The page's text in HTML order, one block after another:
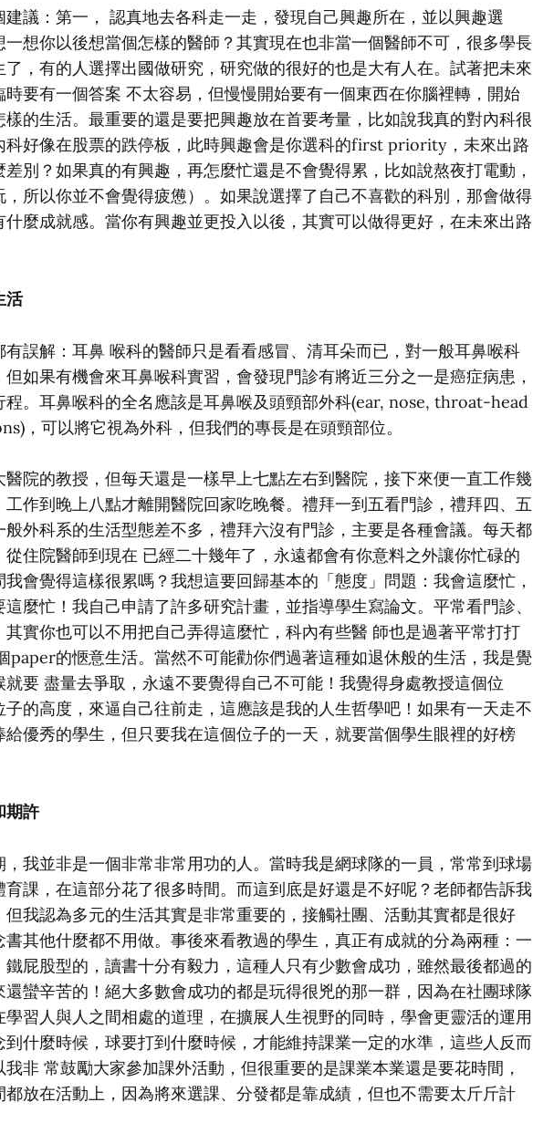
議：第一， 認真地去各科走一走，發現自己興趣所在，並以興趣選
想你以後想當個怎樣的醫師？其實現在也非當一個醫師不可，很多學長
，有的人選擇出國做研究，研究做的很好的也是大有人在。試著把未來
時要有一個答案 不太容易，但慢慢開始要有一個東西在你腦裡轉，開始
的生活。最重要的還是要把興趣放在首要考量，比如說我真的對內科很
科好像在股票的跌停板，此時興趣會是你選科的first priority，未來出路
別？如果真的有興趣，再怎麼忙還是不會覺得累，比如說熬夜打電動，
，所以你並不會覺得疲憊）。如果說選擇了自己不喜歡的科別，那會做得
麼成就感。當你有興趣並更投入以後，其實可以做得更好，在未來出路
活
有誤解：耳鼻 喉科的醫師只是看看感冒、清耳朵而已，對一般耳鼻喉科
如果有機會來耳鼻喉科實習，會發現門診有將近三分之一是癌症病患，
程。耳鼻喉科的全名應該是耳鼻喉及頭頸部外科(ear, nose, throat-head
，可以將它視為外科，但我們的專長是在頭頸部位。
院的教授，但每天還是一樣早上七點左右到醫院，接下來便一直工作幾
作到晚上八點才離開醫院回家吃晚餐。禮拜一到五看門診，禮拜四、五
般外科系的生活型態差不多，禮拜六沒有門診，主要是各種會議。每天都
從住院醫師到現在 已經二十幾年了，永遠都會有你意料之外讓你忙碌的
會覺得這樣很累嗎？我想這要回歸基本的「態度」問題：我會這麼忙，
麼忙！我自己申請了許多研究計畫，並指導學生寫論文。平常看門診、
實你也可以不用把自己弄得這麼忙，科內有些醫 師也是過著平常打打
paper的愜意生活。當然不可能勸你們過著這種如退休般的生活，我是覺
要 盡量去爭取，永遠不要覺得自己不可能！我覺得身處教授這個位
的高度，來逼自己往前走，這應該是我的人生哲學吧！如果有一天走不
優秀的學生，但只要我在這個位子的一天，就要當個學生眼裡的好榜
期許
我並非是一個非常非常用功的人。當時我是網球隊的一員，常常到球場
課，在這部分花了很多時間。而這到底是好還是不好呢？老師都告訴我
我認為多元的生活其實是非常重要的，接觸社團、活動其實都是很好
書其他什麼都不用做。事後來看教過的學生，真正有成就的分為兩種：一
屁股型的，讀書十分有毅力，這種人只有少數會成功，雖然最後都過的
蠻辛苦的！絕大多數會成功的都是玩得很兇的那一群，因為在社團球隊
習人與人之間相處的道理，在擴展人生視野的同時，學會更靈活的運用
到什麼時候，球要打到什麼時候，才能維持課業一定的水準，這些人反而
非 常鼓勵大家參加課外活動，但很重要的是課業本業還是要花時間，
放在活動上，因為將來選課、分發都是靠成績，但也不需要太斤斤計